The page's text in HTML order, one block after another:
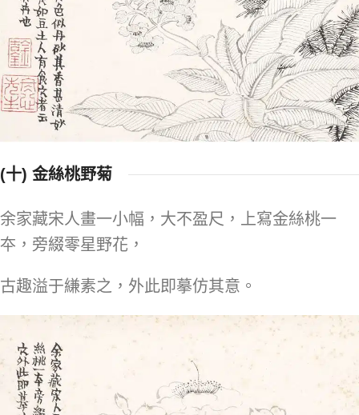
(十) 金絲桃野菊
余家藏宋人畫一小幅，大不盈尺，上寫金絲桃一
夲，旁綴零星野花，
古趣溢于縑素之，外此即摹仿其意。